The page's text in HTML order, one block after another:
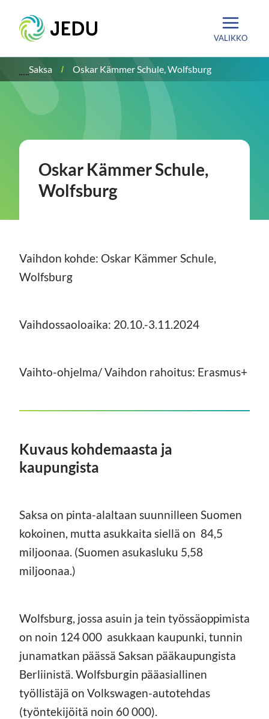
sisältöön
Etusivu
VALIKKO
Saksa Oskar Kämmer Schule, Wolfsburg
Oskar Kämmer Schule,
Wolfsburg
Vaihdon kohde: Oskar Kämmer Schule,
Wolfsburg
Vaihdossaoloaika: 20.10.-3.11.2024
Vaihto-ohjelma/ Vaihdon rahoitus: Erasmus+
Kuvaus kohdemaasta ja
kaupungista
Saksa on pinta-alaltaan suunnilleen Suomen
kokoinen, mutta asukkaita siellä on 84,5
miljoonaa. (Suomen asukasluku 5,58
miljoonaa.)
Wolfsburg, jossa asuin ja tein työssäoppimista
on noin 124 000 asukkaan kaupunki, tunnin
junamatkan päässä Saksan pääkaupungista
Berliinistä. Wolfsburgin pääasiallinen
työllistäjä on Volkswagen-autotehdas
(työntekijöitä noin 60 000).